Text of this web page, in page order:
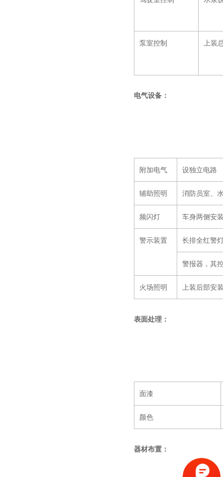
泵室控制 上装
电气设备：
附加电气 设独立电路
辅助照明 消防员室、
频闪灯 车身两侧安
警示装置 长排全红警
警报器，其
火场照明 上装后部安
表面处理：
面漆
颜色
器材布置：